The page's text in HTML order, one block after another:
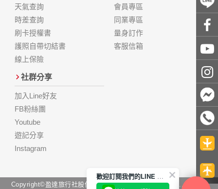
天氣查詢
時差查詢
刷卡授權書
護照自帶切結書
線上保險
會員專區
同業專區
量身訂作
客服信箱
社群分享
加入Line好友
FB粉絲團
Youtube
遊記分享
Instagram
Copyright©盈達旅行社股份有限公司 Come Best Tour Co., Ltd. All
歡迎訂閱我們的LINE 官方帳號